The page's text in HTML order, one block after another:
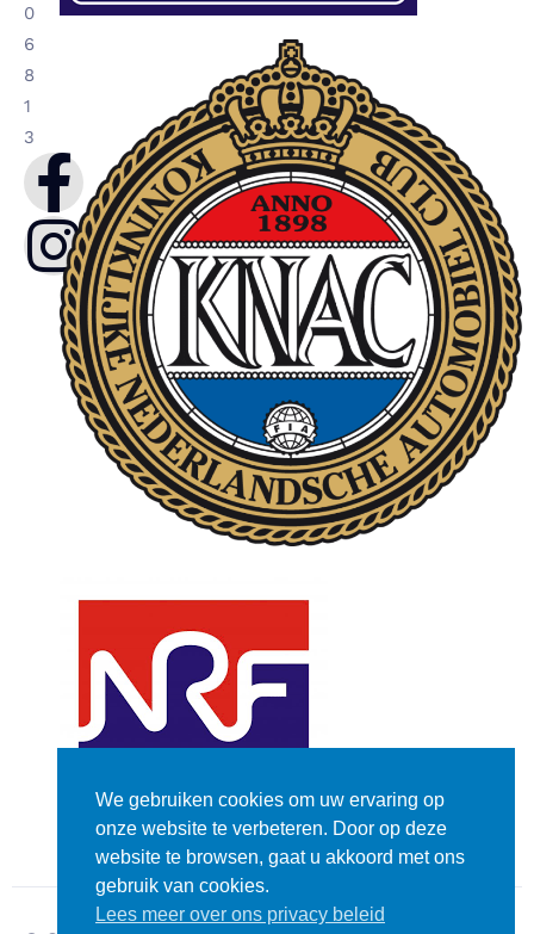
0
6
8
1
3
We gebruiken cookies om uw ervaring op
onze website te verbeteren. Door op deze
website te browsen, gaat u akkoord met ons
gebruik van cookies.
Lees meer over ons privacy beleid